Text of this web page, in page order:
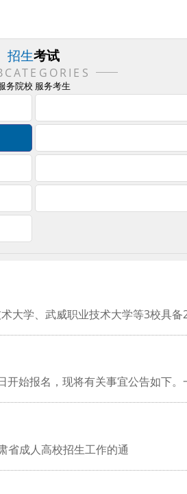
招生考试
务院校 服务考生
大学、武威职业技术大学等3校具备
始报名，现将有关事宜公告如下。
省成人高校招生工作的通